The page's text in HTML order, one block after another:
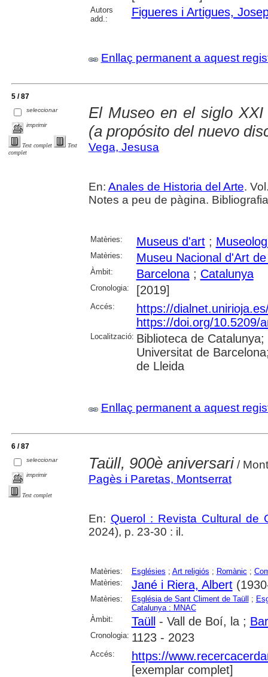
Autors
add.:
Figueres i Artigues,
Enllaç permanent a aquest
5 / 87
seleccionar
imprimir
Text complet
Text
complet
El Museo en el siglo
(a propósito del nuevo
Vega, Jesusa
En: Anales de Historia del Arte.
Notes a peu de pàgina.
Matèries: Museus d'art;
Matèries: Museu Nacional d'Art
Àmbit: Barcelona; Catalunya
Cronologia: [2019]
Accés:
https://
https://doi.org/10.5209/
Localització: Biblioteca de
Universitat de
de Lleida
Enllaç permanent a aquest
6 / 87
seleccionar
imprimir
Text complet
Taüll, 900è aniversari/
Pagès i Paretas, Montserrat
En: Querol : Revista Cultural de
2024), p. 23-30 : il.
Matèries: Esglésies ; Art religiós ; Romànic ;
Matèries:
Jané i Riera, Albert
Matèries: Església de Sant Climent de Taüll ;
Catalunya : MNAC
Àmbit:
Taüll- Vall de Boí, la ;
Cronologia: 1123 - 2023
Accés:
https://
[exemplar complet]